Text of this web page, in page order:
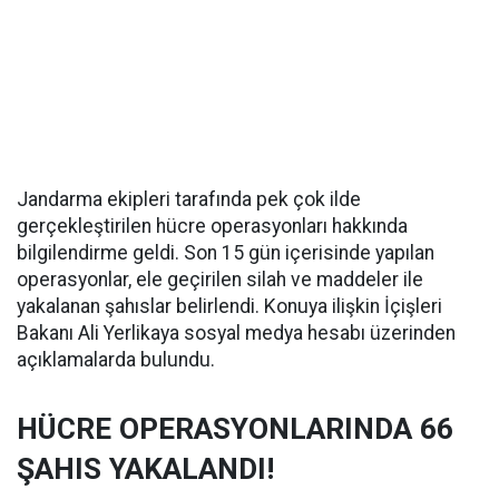
Jandarma ekipleri tarafında pek çok ilde
gerçekleştirilen hücre operasyonları hakkında
bilgilendirme geldi. Son 15 gün içerisinde yapılan
operasyonlar, ele geçirilen silah ve maddeler ile
yakalanan şahıslar belirlendi. Konuya ilişkin İçişleri
Bakanı Ali Yerlikaya sosyal medya hesabı üzerinden
açıklamalarda bulundu.
HÜCRE OPERASYONLARINDA 66
ŞAHIS YAKALANDI!